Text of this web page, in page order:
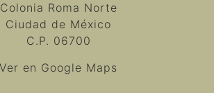
Colonia Roma Norte
Ciudad de México
C.P. 06700
Ver en Google Maps